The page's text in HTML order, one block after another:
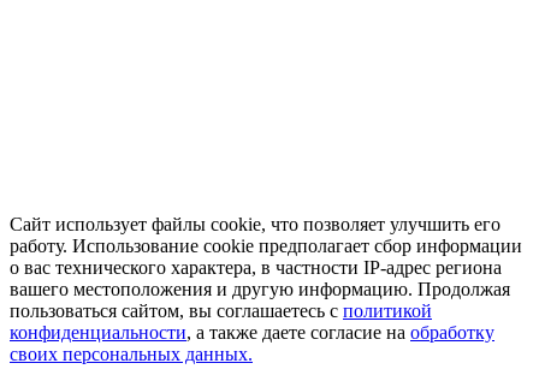
Сайт использует файлы cookie, что позволяет улучшить его
работу. Использование cookie предполагает сбор информации
о вас технического характера, в частности IP-адрес региона
вашего местоположения и другую информацию. Продолжая
пользоваться сайтом, вы соглашаетесь с политикой
конфиденциальности, а также даете согласие на обработку
своих персональных данных.